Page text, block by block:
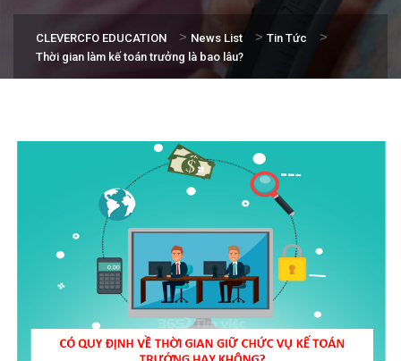
CLEVERCFO EDUCATION > News List > Tin Tức >
Thời gian làm kế toán trưởng là bao lâu?